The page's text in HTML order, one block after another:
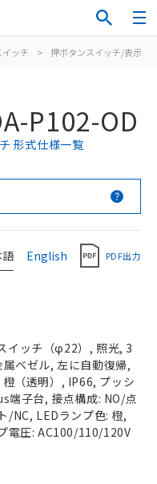
イッチ > 押ボタンスイッチ/表示灯
P102-OD
形式仕様一覧
語 English PDF出力
イッチ（φ22）, 照光, 3
属ベゼル, 左に自動復帰,
（透明）, IP66, プッシ
端子台, 接点構成: NO/点
/NC, LEDランプ色: 橙,
電圧: AC100/110/120V